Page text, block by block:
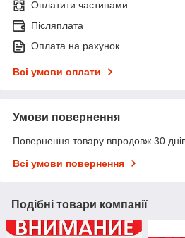
Оплатити частинами
Післяплата
Оплата на рахунок
Всі умови оплати
Умови повернення
Повернення товару впродовж 30
Всі умови повернення
Подібні товари компанії